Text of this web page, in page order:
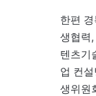
한편
생협력
텐츠기
업 컨
생위원